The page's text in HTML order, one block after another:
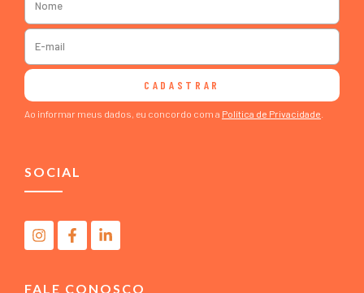
CADASTRAR
Ao informar meus dados, eu concordo com a Política de Privacidade
SOCIAL
FALE CONOSCO